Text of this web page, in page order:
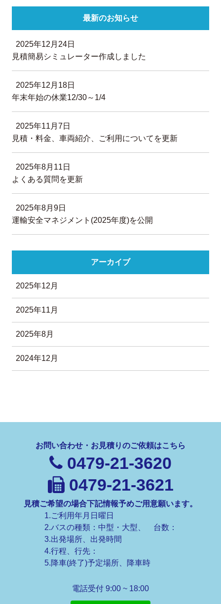
最新のお知らせ
2025年12月24日
見積簡易シミュレーター作成しました
2025年12月18日
年末年始の休業12/30～1/4
2025年11月7日
見積・料金、車両紹介、ご利用についてを更新
2025年8月11日
よくある質問を更新
2025年8月9日
運輸安全マネジメント(2025年度)を公開
アーカイブ
2025年12月
2025年11月
2025年8月
2024年12月
お問い合わせ・お見積りのご依頼はこちら
0479-21-3620
0479-21-3621
見積ご希望の場合下記情報予めご用意願います。
1.ご利用年月日曜日
2.バスの種類：中型・大型、 台数：
3.出発場所、出発時間
4.行程、行先：
5.降車(終了)予定場所、降車時
電話受付 9:00 ~ 18:00